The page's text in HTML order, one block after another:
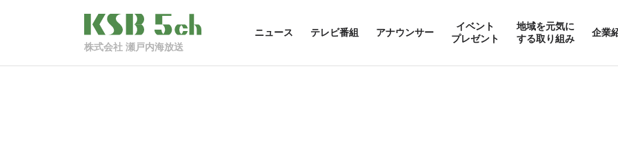
株式会社 瀬戸内海放送
ニュース テレビ番組 アナウンサー
イベント
プレゼント
地域を元気に
する取り組み
企業